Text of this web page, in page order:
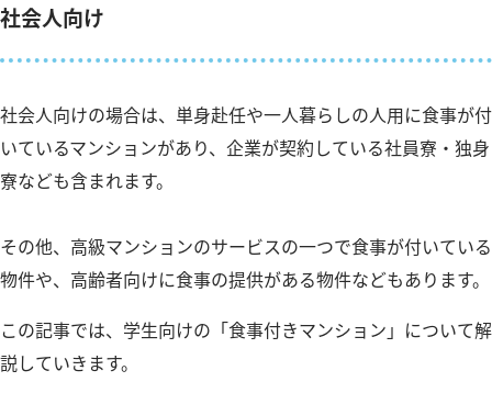
社会人向け
社会人向けの場合は、単身赴任や一人暮らしの人用に食事が付
いているマンションがあり、企業が契約している社員寮・独身
寮なども含まれます。
その他、高級マンションのサービスの一つで食事が付いている
物件や、高齢者向けに食事の提供がある物件などもあります。
この記事では、学生向けの「食事付きマンション」について解
説していきます。